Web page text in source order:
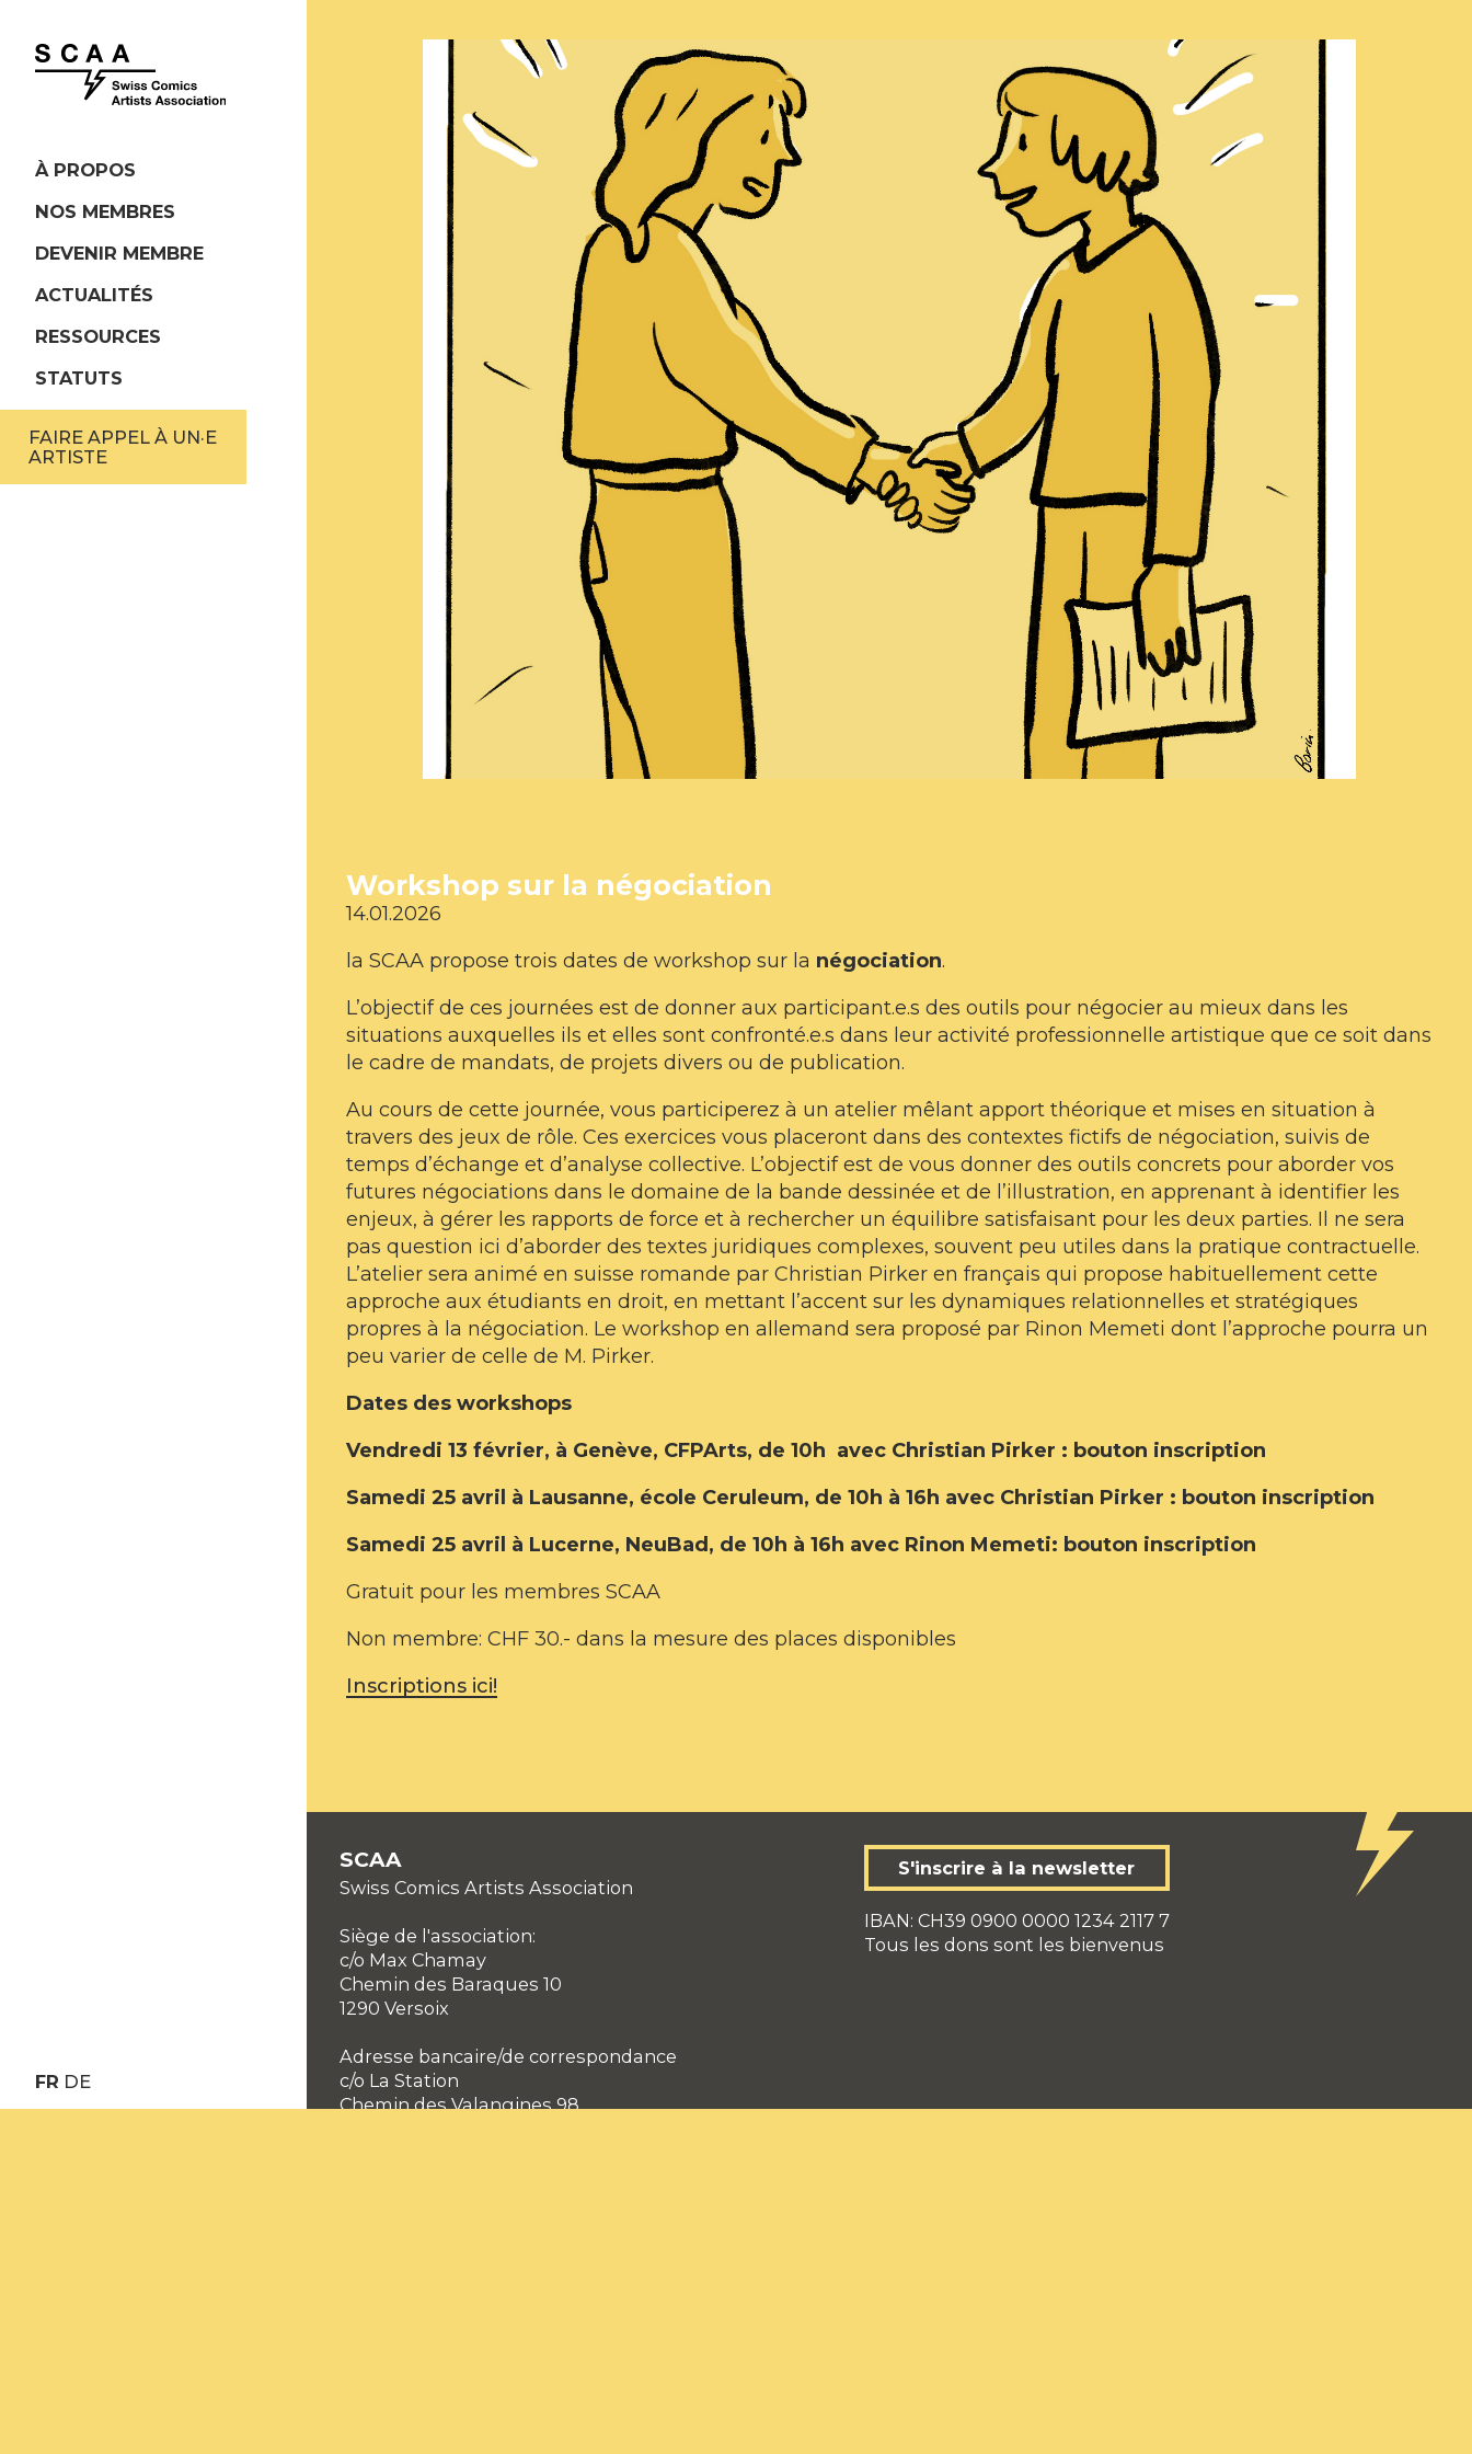
À PROPOS
NOS MEMBRES
DEVENIR MEMBRE
ACTUALITÉS
RESSOURCES
STATUTS
FAIRE APPEL À UN·E
ARTISTE
FR DE
Workshop sur la négociation
14.01.2026
la SCAA propose trois dates de workshop sur la négociation.
L’objectif de ces journées est de donner aux participant.e.s des outils pour négocier au mieux dans les
situations auxquelles ils et elles sont confronté.e.s dans leur activité professionnelle artistique que ce soit dans
le cadre de mandats, de projets divers ou de publication.
Au cours de cette journée, vous participerez à un atelier mêlant apport théorique et mises en situation à
travers des jeux de rôle. Ces exercices vous placeront dans des contextes fictifs de négociation, suivis de
temps d’échange et d’analyse collective. L’objectif est de vous donner des outils concrets pour aborder vos
futures négociations dans le domaine de la bande dessinée et de l’illustration, en apprenant à identifier les
enjeux, à gérer les rapports de force et à rechercher un équilibre satisfaisant pour les deux parties. Il ne sera
pas question ici d’aborder des textes juridiques complexes, souvent peu utiles dans la pratique contractuelle.
L’atelier sera animé en suisse romande par Christian Pirker en français qui propose habituellement cette
approche aux étudiants en droit, en mettant l’accent sur les dynamiques relationnelles et stratégiques
propres à la négociation. Le workshop en allemand sera proposé par Rinon Memeti dont l’approche pourra un
peu varier de celle de M. Pirker.
Dates des workshops
Vendredi 13 février, à Genève, CFPArts, de 10h avec Christian Pirker : bouton inscription
Samedi 25 avril à Lausanne, école Ceruleum, de 10h à 16h avec Christian Pirker : bouton inscription
Samedi 25 avril à Lucerne, NeuBad, de 10h à 16h avec Rinon Memeti: bouton inscription
Gratuit pour les membres SCAA
Non membre: CHF 30.- dans la mesure des places disponibles
Inscriptions ici!
SCAA
Swiss Comics Artists Association
Siège de l'association:
c/o Max Chamay
Chemin des Baraques 10
1290 Versoix
Adresse bancaire/de correspondance
c/o La Station
Chemin des Valangines 98
S'inscrire à la newsletter
IBAN: CH39 0900 0000 1234 2117 7
Tous les dons sont les bienvenus